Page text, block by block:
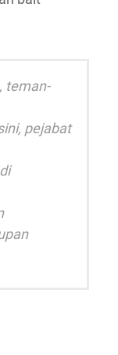
teman-
pejabat